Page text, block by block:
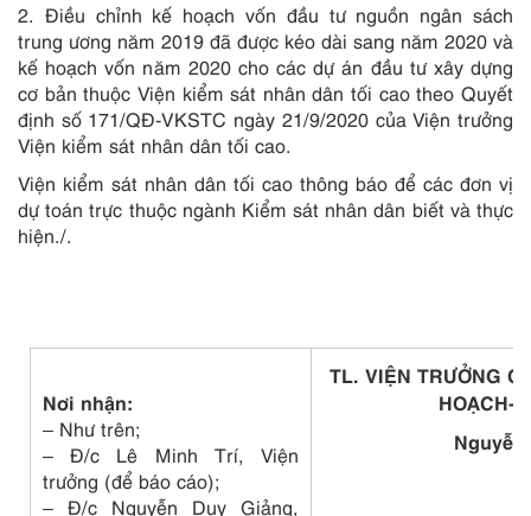
2. Điều chỉnh kế hoạch vốn đầu tư nguồn ngân sách
trung ương năm 2019 đã được kéo dài sang năm 2020 và
kế hoạch vốn năm 2020 cho các dự án đầu tư xây dựng
cơ bản thuộc Viện kiểm sát nhân dân tối cao theo Quyết
định số 171/QĐ-VKSTC ngày 21/9/2020 của Viện trưởng
Viện kiểm sát nhân dân tối cao.
Viện kiểm sát nhân dân tối cao thông báo để các đơn vị
dự toán trực thuộc ngành Kiểm sát nhân dân biết và thực
hiện./.
Nơi nhận:
– Như trên;
– Đ/c Lê Minh Trí, Viện
trưởng (để báo cáo);
– Đ/c Nguyễn Duy Giảng,
TL. VIỆN TRƯỞNG
HOẠCH-
Nguyễn